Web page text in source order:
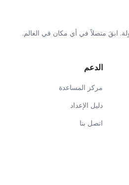
الدعم
مركز المساعدة
دليل الإعداد
اتصل بنا